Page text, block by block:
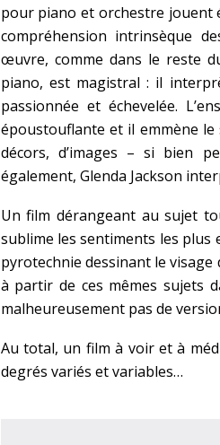
pour piano et orchestre jouent
compréhension intrinsèque
œuvre, comme dans le reste
piano, est magistral : il
passionnée et échevelée.
époustouflante et il emmène
décors, d’images – si bien
également, Glenda Jackson
Un film dérangeant au sujet
sublime les sentiments les plus
pyrotechnie dessinant le visage
à partir de ces mêmes sujets
malheureusement pas de
Au total, un film à voir et à
degrés variés et variables…